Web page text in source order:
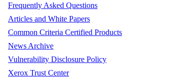
Frequently Asked Questions
Articles and White Papers
Common Criteria Certified Products
News Archive
Vulnerability Disclosure Policy
Xerox Trust Center